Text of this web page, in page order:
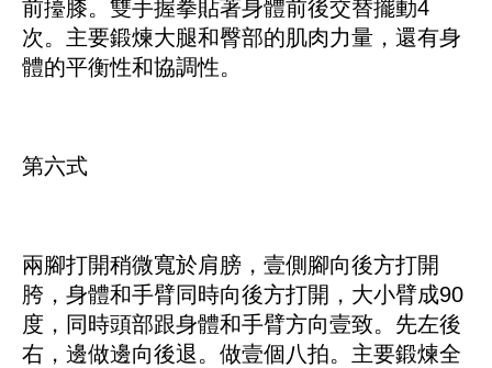
前擡膝。雙手握拳貼著身體前後交替擺動4
次。主要鍛煉大腿和臀部的肌肉力量，還有身
體的平衡性和協調性。
第六式
兩腳打開稍微寬於肩膀，壹側腳向後方打開
胯，身體和手臂同時向後方打開，大小臂成90
度，同時頭部跟身體和手臂方向壹致。先左後
右，邊做邊向後退。做壹個八拍。主要鍛煉全